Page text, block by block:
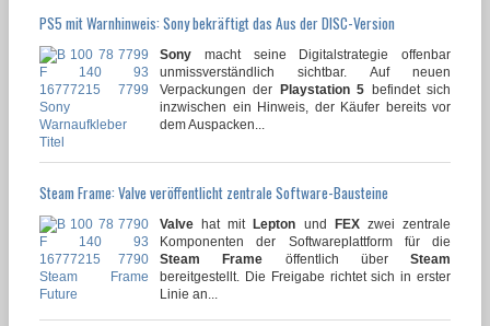
PS5 mit Warnhinweis: Sony bekräftigt das Aus der DISC-Version
Sony macht seine Digitalstrategie offenbar
unmissverständlich sichtbar. Auf neuen
Verpackungen der Playstation 5 befindet sich
inzwischen ein Hinweis, der Käufer bereits vor
dem Auspacken...
Steam Frame: Valve veröffentlicht zentrale Software-Bausteine
Valve hat mitLepton und FEXzwei zentrale
Komponenten der Softwareplattform für die
Steam Frame öffentlich über Steam
bereitgestellt. Die Freigabe richtet sich in erster
Linie an...